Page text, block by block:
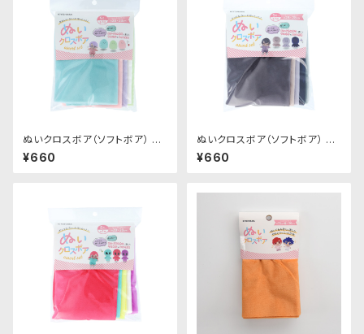
ぬいクロスボア（ソフトボア） ア
ソートセット（パステルカラー）｜
清原株式会社
¥660
ぬいクロスボア（ソフトボア） ア
ソートセット（ニュアンスカラー）
｜清原株式会社
¥660